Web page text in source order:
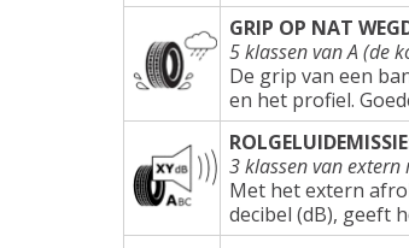
GRIP OP NAT
5 klassen van A (de
De grip van een
en het profiel.
3 klassen van
Met het extern
decibel (dB), geeft